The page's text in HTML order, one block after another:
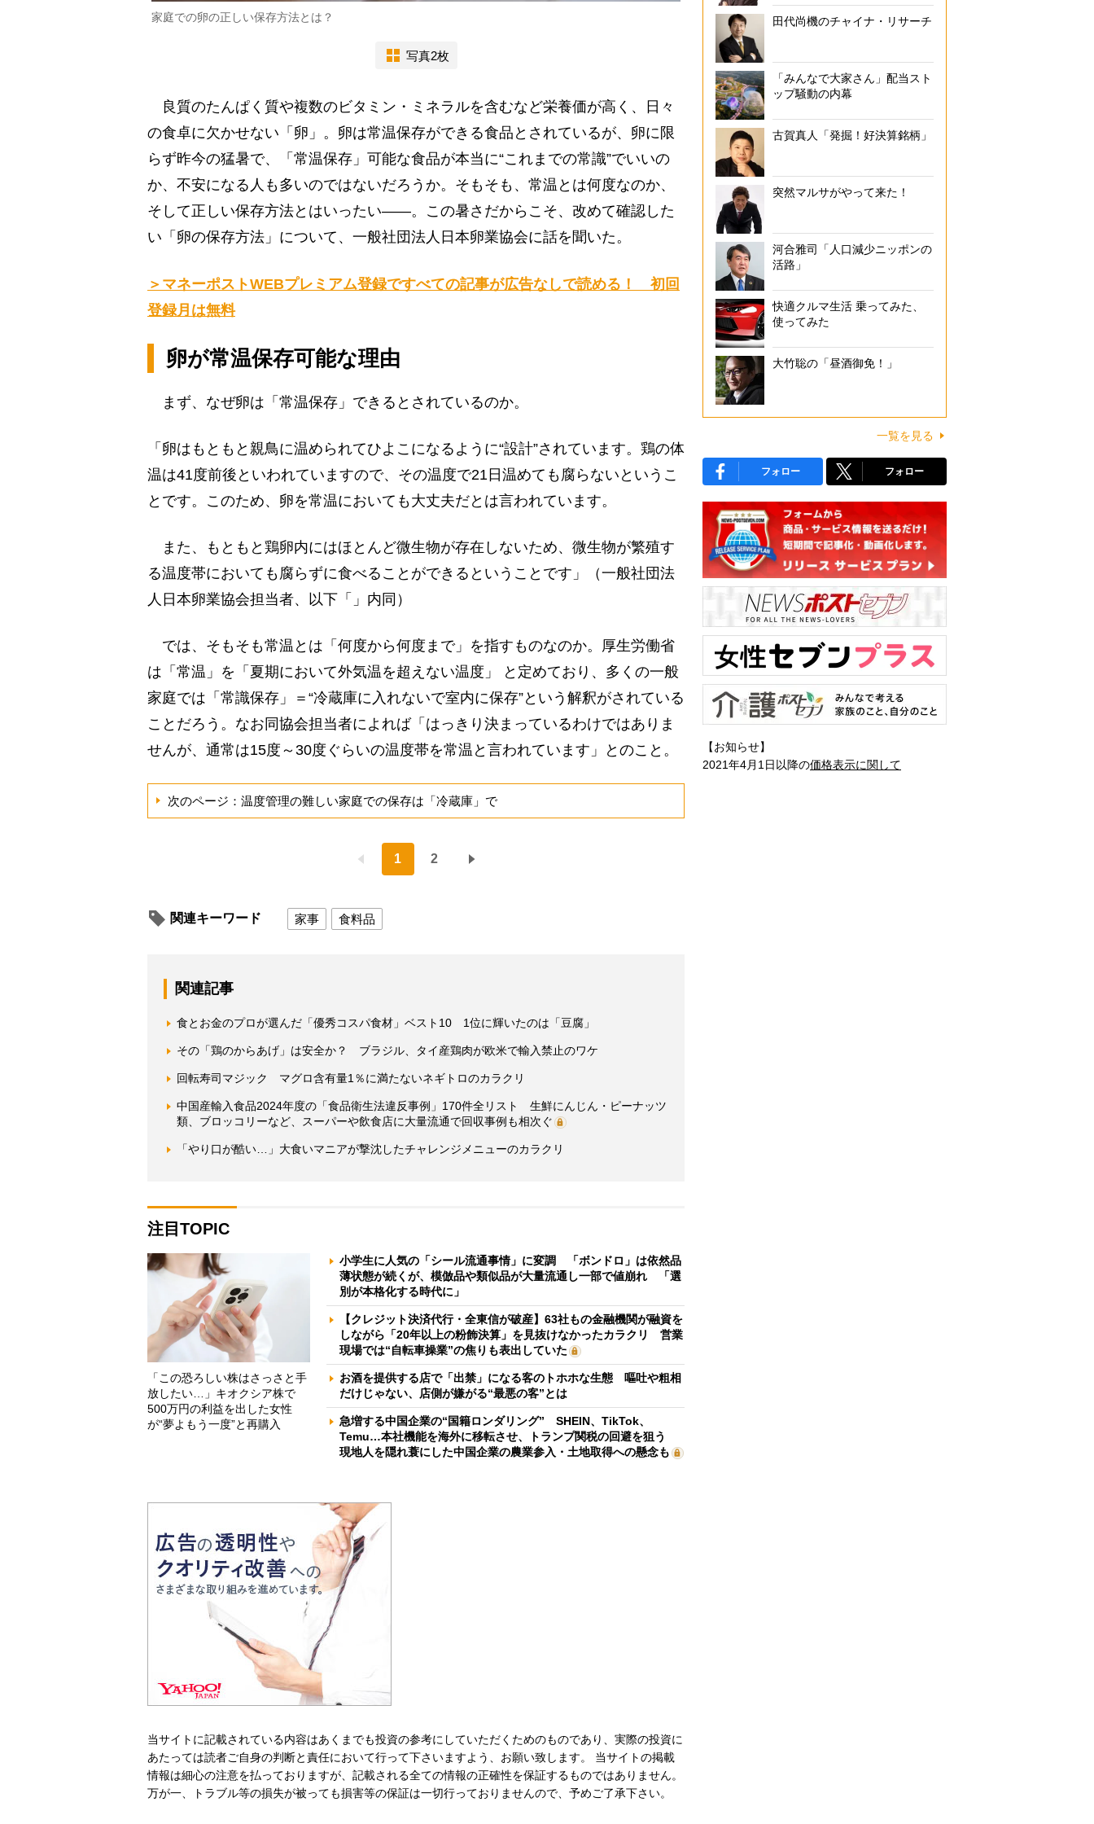
家庭での卵の正しい保存方法とは？
写真2枚
良質のたんぱく質や複数のビタミン・ミネラルを含むなど栄養価が高く、日々
の食卓に欠かせない「卵」。卵は常温保存ができる食品とされているが、卵に限
らず昨今の猛暑で、「常温保存」可能な食品が本当に“これまでの常識”でいいの
か、不安になる人も多いのではないだろうか。そもそも、常温とは何度なのか、
そして正しい保存方法とはいったい――。この暑さだからこそ、改めて確認した
い「卵の保存方法」について、一般社団法人日本卵業協会に話を聞いた。
＞マネーポストWEBプレミアム登録ですべての記事が広告なしで読める！ 初回
登録月は無料
卵が常温保存可能な理由
まず、なぜ卵は「常温保存」できるとされているのか。
「卵はもともと親鳥に温められてひよこになるように“設計”されています。鶏の体
温は41度前後といわれていますので、その温度で21日温めても腐らないというこ
とです。このため、卵を常温においても大丈夫だとは言われています。
また、もともと鶏卵内にはほとんど微生物が存在しないため、微生物が繁殖す
る温度帯においても腐らずに食べることができるということです」（一般社団法
人日本卵業協会担当者、以下「」内同）
では、そもそも常温とは「何度から何度まで」を指すものなのか。厚生労働省
は「常温」を「夏期において外気温を超えない温度」 と定めており、多くの一般
家庭では「常識保存」＝“冷蔵庫に入れないで室内に保存”という解釈がされている
ことだろう。なお同協会担当者によれば「はっきり決まっているわけではありま
せんが、通常は15度～30度ぐらいの温度帯を常温と言われています」とのこと。
次のページ：温度管理の難しい家庭での保存は「冷蔵庫」で
1 2
関連キーワード 家事 食料品
関連記事
食とお金のプロが選んだ「優秀コスパ食材」ベスト10 1位に輝いたのは「豆腐」
その「鶏のからあげ」は安全か？ ブラジル、タイ産鶏肉が欧米で輸入禁止のワケ
回転寿司マジック マグロ含有量1％に満たないネギトロのカラクリ
中国産輸入食品2024年度の「食品衛生法違反事例」170件全リスト 生鮮にんじん・ピーナッツ
類、ブロッコリーなど、スーパーや飲食店に大量流通で回収事例も相次ぐ
「やり口が酷い…」大食いマニアが撃沈したチャレンジメニューのカラクリ
注目TOPIC
「この恐ろしい株はさっさと手
放したい…」キオクシア株で
500万円の利益を出した女性
が“夢よもう一度”と再購入
小学生に人気の「シール流通事情」に変調 「ボンドロ」は依然品
薄状態が続くが、模倣品や類似品が大量流通し一部で値崩れ 「選
別が本格化する時代に」
【クレジット決済代行・全東信が破産】63社もの金融機関が融資を
しながら「20年以上の粉飾決算」を見抜けなかったカラクリ 営業
現場では“自転車操業”の焦りも表出していた
お酒を提供する店で「出禁」になる客のトホホな生態 嘔吐や粗相
だけじゃない、店側が嫌がる“最悪の客”とは
急増する中国企業の“国籍ロンダリング” SHEIN、TikTok、
Temu…本社機能を海外に移転させ、トランプ関税の回避を狙う
現地人を隠れ蓑にした中国企業の農業参入・土地取得への懸念も
当サイトに記載されている内容はあくまでも投資の参考にしていただくためのものであり、実際の投資に
あたっては読者ご自身の判断と責任において行って下さいますよう、お願い致します。 当サイトの掲載
情報は細心の注意を払っておりますが、記載される全ての情報の正確性を保証するものではありません。
万が一、トラブル等の損失が被っても損害等の保証は一切行っておりませんので、予めご了承下さい。
田代尚機のチャイナ・リサーチ
「みんなで大家さん」配当スト
ップ騒動の内幕
古賀真人「発掘！好決算銘柄」
突然マルサがやって来た！
河合雅司「人口減少ニッポンの
活路」
快適クルマ生活 乗ってみた、
使ってみた
大竹聡の「昼酒御免！」
一覧を見る
フォロー フォロー
【お知らせ】
2021年4月1日以降の価格表示に関して